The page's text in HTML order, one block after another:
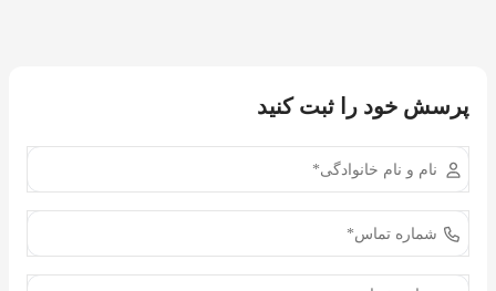
پرسش خود را ثبت کنید